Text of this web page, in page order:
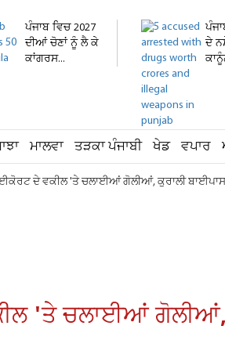
ਪੰਜਾਬ ਵਿਚ 2027
ਦੀਆਂ ਚੋਣਾਂ ਨੂੰ ਲੈ ਕੇ
ਕਾਂਗਰਸ...
ਦੇ
ਮਾਲਵਾ ਤੜਕਾ ਪੰਜਾਬੀ ਖੇਡ ਵਪਾਰ
ਦੇ ਵਕੀਲ 'ਤੇ ਚਲਾਈਆਂ ਗੋਲੀਆਂ, ਕੁਰਾਲੀ ਬਾਈਪਾਸ
'ਤੇ ਚਲਾਈਆਂ ਗੋਲੀਆਂ,